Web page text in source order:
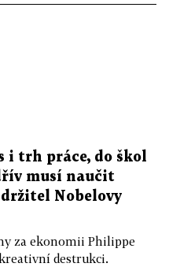
i trh práce, do škol
musí naučit
Nobelovy
za ekonomii Philippe
destrukci.